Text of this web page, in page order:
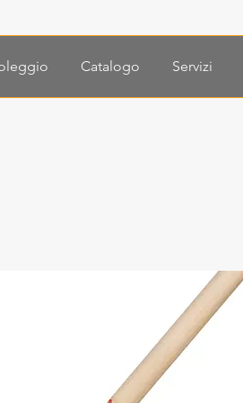
Catalogo Servizi